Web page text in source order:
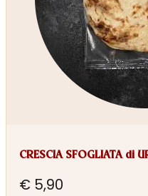
CRESCIA SFOGLIATA di
€ 5,90